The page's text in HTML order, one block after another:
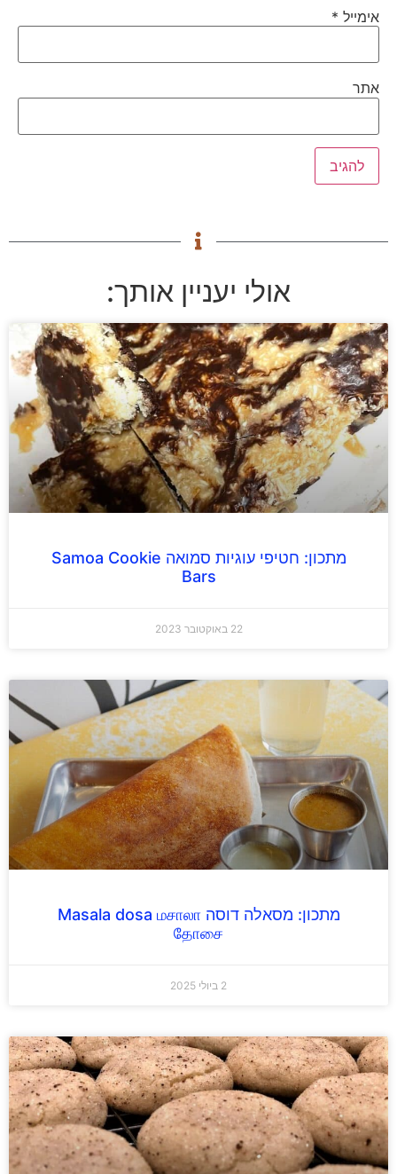
אימייל*
אתר
אולי יעניין אותך:
מתכון: חטיפי עוגיות סמואה Samoa Cookie
Bars
מתכון: מסאלה דוסה Masala dosa மசாலா
தோசை